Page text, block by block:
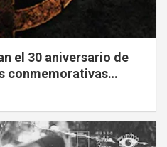
el 30 aniversario de
conmemorativas…